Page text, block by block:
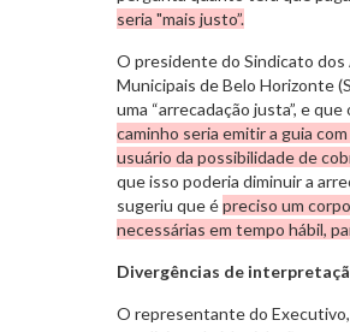
seria "mais justo”.
O presidente do Sindicato
Municipais de Belo Horizonte
uma “arrecadação justa”, e
caminho seria emitir a guia
usuário da possibilidade de
que isso poderia diminuir a
sugeriu que épreciso um
necessárias em tempo hábil,
Divergências de
O representante do